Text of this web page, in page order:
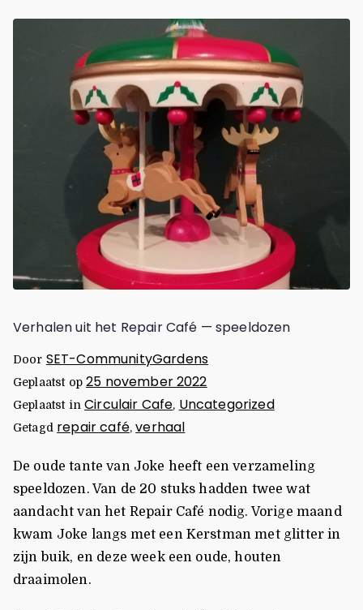
Verhalen uit het Repair Café — speeldozen
Door SET-CommunityGardens
Geplaatst op25 november 2022
Geplaatst inCirculair Cafe, Uncategorized
Getagd repair café,verhaal
De oude tante van Joke heeft een verzameling
speeldozen. Van de 20 stuks hadden twee wat
aandacht van het Repair Café nodig. Vorige maand
kwam Joke langs met een Kerstman met glitter in
zijn buik, en deze week een oude, houten
draaimolen.